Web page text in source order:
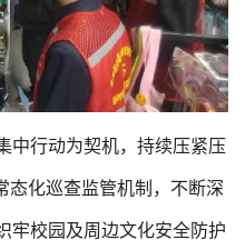
行动为契机，持续压紧压
态化巡查监管机制，不断深
牢校园及周边文化安全防护